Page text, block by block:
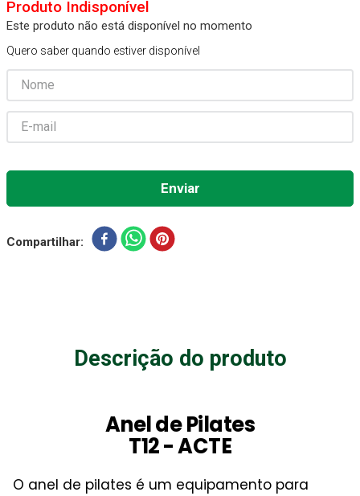
Este produto não está disponível no momento
Quero saber quando estiver disponível
Compartilhar
Descrição do produto
Anel de Pilates
T12 - ACTE
O anel de pilates é um equipamento para
5º Littmann
Absorvente Geriatrico
7º Gaze Esteril
8º
9º